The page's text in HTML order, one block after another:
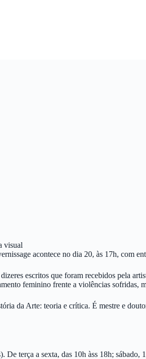
visual
acontece no dia 20, às 17h, com
escritos que foram recebidos pela
feminino frente a violências sofridas,
da Arte: teoria e crítica. É mestre e
terça a sexta, das 10h àss 18h; sábado,